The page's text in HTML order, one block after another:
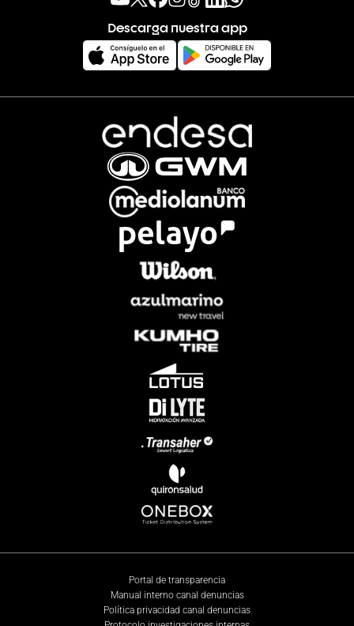
Descarga nuestra app
Portal de transparencia
Manual interno canal denuncias
Política privacidad canal denuncias